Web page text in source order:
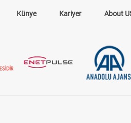
Künye Kariyer About